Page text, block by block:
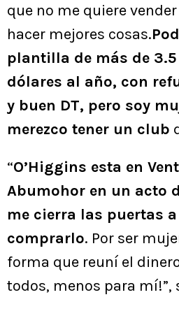
que no me quiere
hacer mejores cosas.
plantilla de más de
dólares al año, con
y buen DT, pero soy
merezco tener un club
“O’Higgins esta en
Abumohor en un acto
me cierra las puertas
comprarlo. Por ser
forma que reuní el
todos, menos para mí!”,